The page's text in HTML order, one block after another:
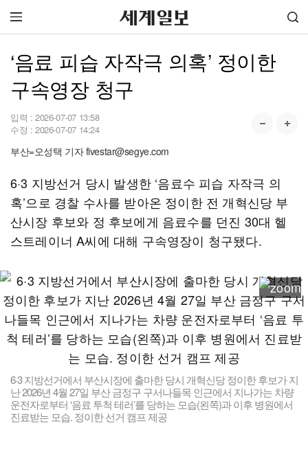
‘음료 피습 자작극 의혹’ 정이한
구속영장 청구
입력 : 2026-07-07 13:58
수정 : 2026-07-07 14:24
부산=오성택 기자 fivestar@segye.com
6·3 지방선거 당시 발생한 ‘음료수 피습 자작극 의
혹’으로 경찰 수사를 받아온 정이한 전 개혁신당 부
산시장 후보와 정 후보에게 음료수를 던진 30대 헬
스트레이너 A씨에 대해 구속영장이 청구됐다.
6·3 지방선거에서 부산시장에 출마한 당시 개혁신당 정이한 후보가 지
난 2026년 4월 27일 부산 금정구 구서나들목 인근에서 지나가는 차량
운전자로부터 ‘음료 투척 테러’를 당하는 모습(왼쪽)과 이후 병원에서
진료받는 모습. 정이한 선거 캠프 제공